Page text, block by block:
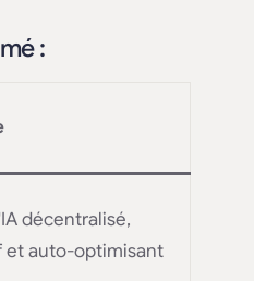
:
décentralisé,
et auto-optimisant